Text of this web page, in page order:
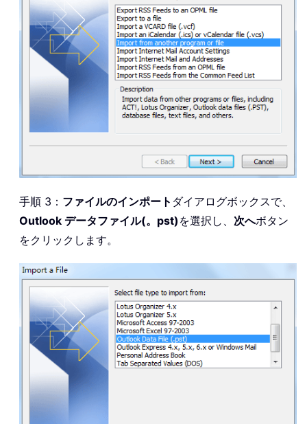
手順 3： ファイルのインポート ダイアログボックスで、
Outlook データファイル(。pst) を選択し、 次へボタン
をクリックします。